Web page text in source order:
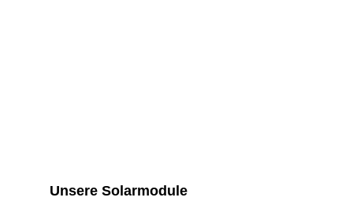
Unsere Solarmodule